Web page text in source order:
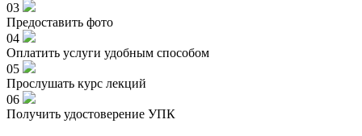
03
Предоставить фото
04
Оплатить услуги удобным способом
05
Прослушать курс лекций
06
Получить удостоверение УПК